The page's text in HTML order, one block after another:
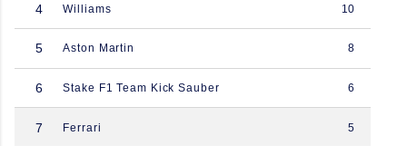
4 Williams 10
5 Aston Martin 8
6 Stake F1 Team Kick Sauber 6
7 Ferrari 5